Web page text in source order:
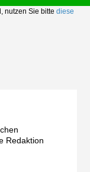
nutzen Sie bitte diese
Redaktion